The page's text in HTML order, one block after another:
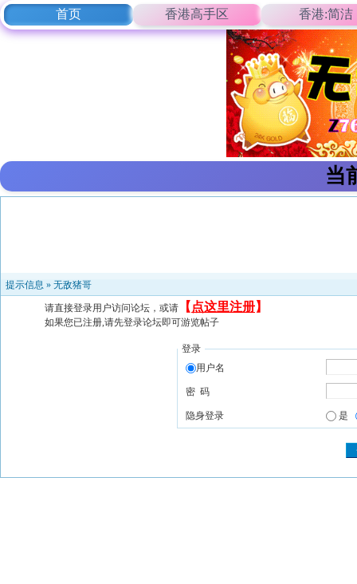
首页 香港高手区 香港:简洁
当
提示信息 » 无敌猪哥
请直接登录用户访问论坛，或请 【 点这里注册】
如果您已注册,请先登录论坛即可游览帖子
登录
用户名
密 码
隐身登录 是